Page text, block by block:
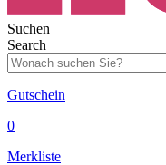
Suchen
Search
Gutschein
0
Merkliste